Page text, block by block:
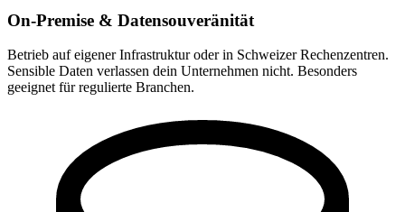
On-Premise & Datensouveränität
Betrieb auf eigener Infrastruktur oder in Schweizer Rechenzentren.
Sensible Daten verlassen dein Unternehmen nicht. Besonders
geeignet für regulierte Branchen.